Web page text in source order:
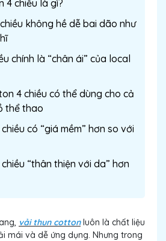
4 chiều là gì?
không hề dễ bai dão như
chính là “chân ái” của local
4 chiều có thể dùng cho cả
thể thao
có “giá mềm” hơn so với
“thân thiện với da” hơn
vải thun cottonluôn là chất liệu
mái và dễ ứng dụng. Nhưng trong